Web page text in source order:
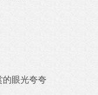
的眼光夸夸